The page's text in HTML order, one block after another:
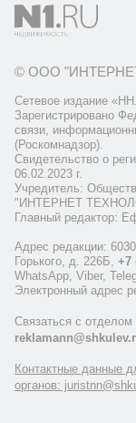
© ООО
Сетевое издание
Зарегистрировано
связи,
(Роскомнадзор).
Свидетельство о
06.02.2023 г.
Учредитель:
"ИНТЕРНЕТ
Главный редактор:
Адрес редакции:
Горького, д. 226Б, +7
WhatsApp, Viber,
Электронный адрес
Связаться с
Контактные данные
органов: